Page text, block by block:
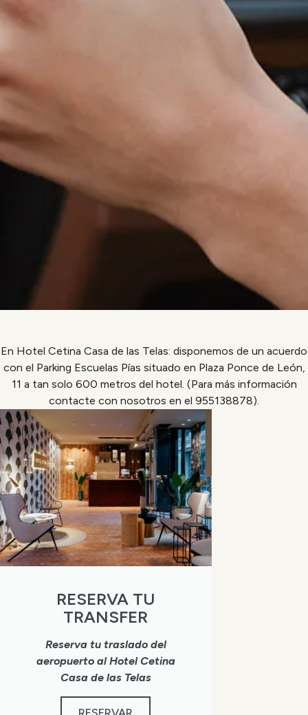
En Hotel Cetina Casa de las Telas: disponemos de un acuerdo
con el Parking Escuelas Pías situado en Plaza Ponce de León,
11 a tan solo 600 metros del hotel. (Para más información
contacte con nosotros en el 955138878).
RESERVA TU
TRANSFER
Reserva tu traslado del
aeropuerto al Hotel Cetina
Casa de las Telas